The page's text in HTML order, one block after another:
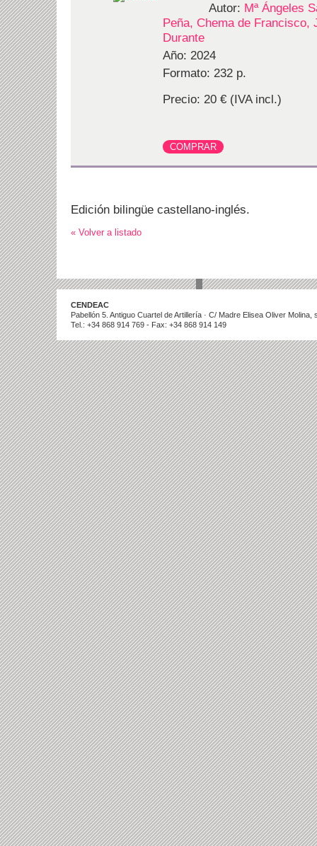
Autor: Mª Ángeles
Peña, Chema de Francisco,
Durante
Año: 2024
Formato: 232 p.
Precio: 20 € (IVA incl.)
Edición bilingüe castellano-inglés.
« Volver a listado
CENDEAC
Pabellón 5. Antiguo Cuartel de Artillería · C/ Madre Elisea Oliver
Tel.: +34 868 914 769 - Fax: +34 868 914 149